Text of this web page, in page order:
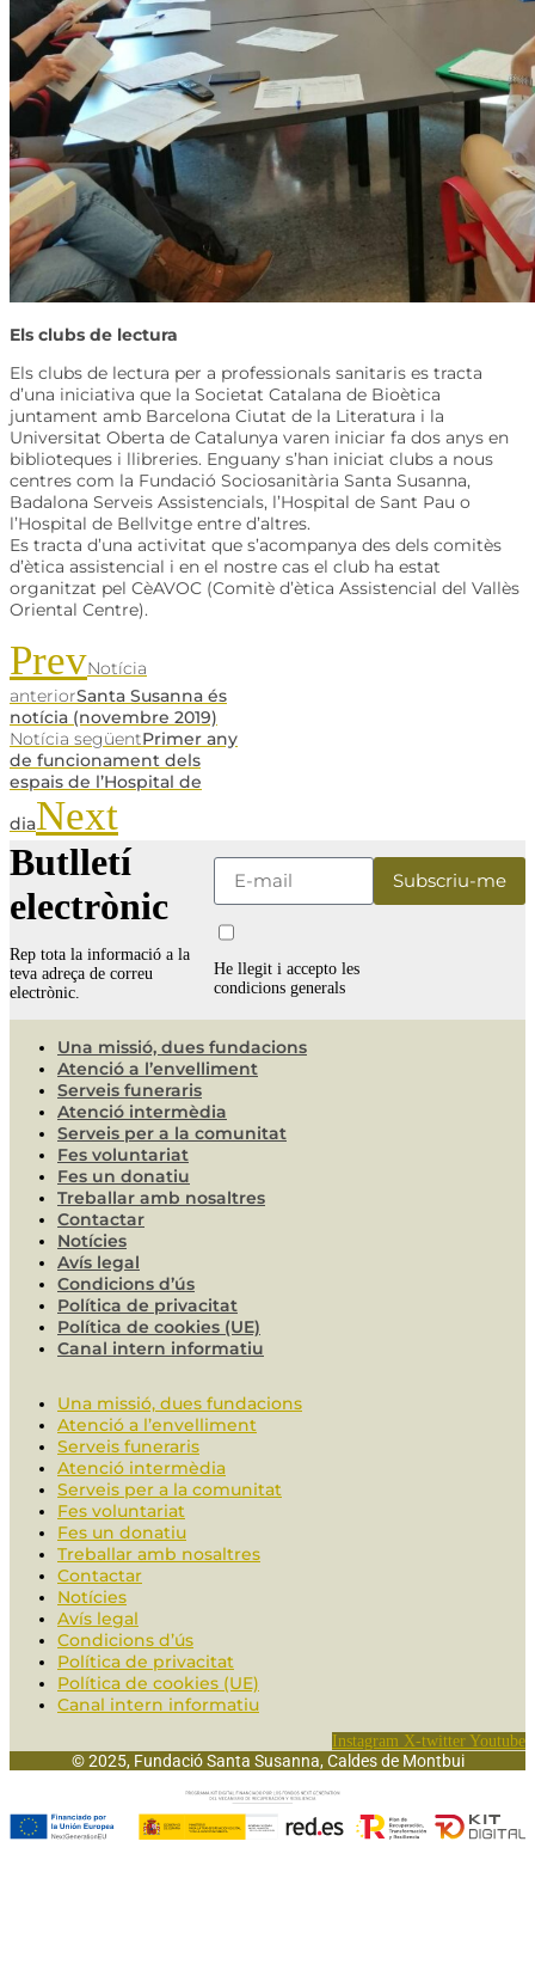
Els clubs de lectura
Els clubs de lectura per a professionals sanitaris es tracta
d’una iniciativa que la Societat Catalana de Bioètica
juntament amb Barcelona Ciutat de la Literatura i la
Universitat Oberta de Catalunya varen iniciar fa dos anys en
biblioteques i llibreries. Enguany s’han iniciat clubs a nous
centres com la Fundació Sociosanitària Santa Susanna,
Badalona Serveis Assistencials, l’Hospital de Sant Pau o
l’Hospital de Bellvitge entre d’altres.
Es tracta d’una activitat que s’acompanya des dels comitès
d’ètica assistencial i en el nostre cas el club ha estat
organitzat pel CèAVOC (Comitè d’ètica Assistencial del Vallès
Oriental Centre).
PrevNotícia
anteriorSanta Susanna és
notícia (novembre 2019)
Notícia següentPrimer any
de funcionament dels
espais de l’Hospital de
diaNext
Butlletí
electrònic
Rep tota la informació a la
teva adreça de correu
electrònic.
He llegit i accepto les
condicions generals
Una missió, dues fundacions
Atenció a l’envelliment
Serveis funeraris
Atenció intermèdia
Serveis per a la comunitat
Fes voluntariat
Fes un donatiu
Treballar amb nosaltres
Contactar
Notícies
Avís legal
Condicions d’ús
Política de privacitat
Política de cookies (UE)
Canal intern informatiu
Una missió, dues fundacions
Atenció a l’envelliment
Serveis funeraris
Atenció intermèdia
Serveis per a la comunitat
Fes voluntariat
Fes un donatiu
Treballar amb nosaltres
Contactar
Notícies
Avís legal
Condicions d’ús
Política de privacitat
Política de cookies (UE)
Canal intern informatiu
Instagram X-twitter Youtube
© 2025, Fundació Santa Susanna, Caldes de Montbui